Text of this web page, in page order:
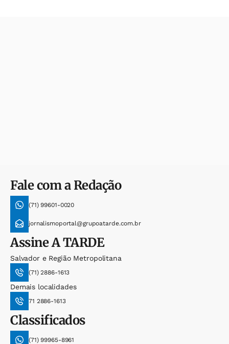
Fale com a Redação
(71) 99601-0020
jornalismoportal@grupoatarde.com.br
AssineA TARDE
Salvador e Região Metropolitana
(71) 2886-1613
Demais localidades
71 2886-1613
Classificados
(71) 99965-8961